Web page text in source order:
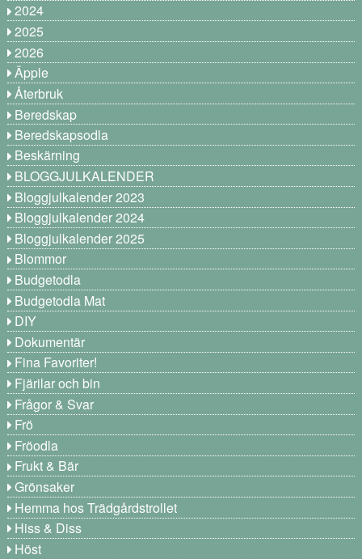
2024
2025
2026
Äpple
Återbruk
Beredskap
Beredskapsodla
Beskärning
BLOGGJULKALENDER
Bloggjulkalender 2023
Bloggjulkalender 2024
Bloggjulkalender 2025
Blommor
Budgetodla
Budgetodla Mat
DIY
Dokumentär
Fina Favoriter!
Fjärilar och bin
Frågor & Svar
Frö
Fröodla
Frukt & Bär
Grönsaker
Hemma hos Trädgårdstrollet
Hiss & Diss
Höst